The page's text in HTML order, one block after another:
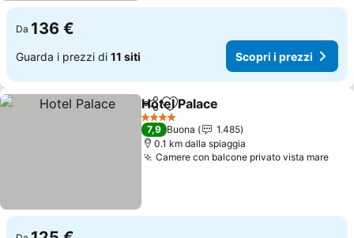
Da 136 €
Guarda i prezzi di 11 siti Scopri i prezzi
CondividiAggiungi ai preferiti
Hotel Palace
4 Stelle
7,9 Buona
1.485
0.1 km dalla spiaggia
Camere con balcone privato vista mare